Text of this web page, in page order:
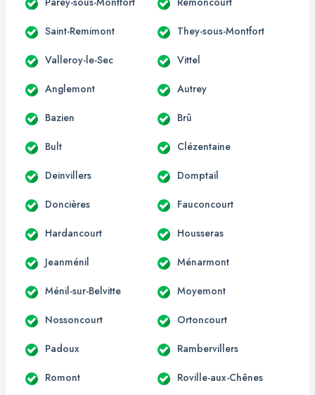
Saint-Remimont They-sous-Montfort
Valleroy-le-Sec Vittel
Anglemont Autrey
Bazien Brû
Bult Clézentaine
Deinvillers Domptail
Doncières Fauconcourt
Hardancourt Housseras
Jeanménil Ménarmont
Ménil-sur-Belvitte Moyemont
Nossoncourt Ortoncourt
Padoux Rambervillers
Romont Roville-aux-Chênes